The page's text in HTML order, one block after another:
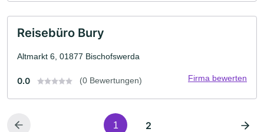
Reisebüro Bury
Altmarkt 6, 01877 Bischofswerda
0.0 (0 Bewertungen) Firma bewerten
1 2